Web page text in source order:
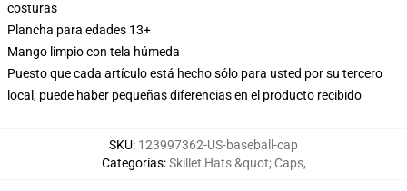
costuras
Plancha para edades 13+
Mango limpio con tela húmeda
Puesto que cada artículo está hecho sólo para usted por su tercero
local, puede haber pequeñas diferencias en el producto recibido
SKU: 123997362-US-baseball-cap
Categorías:Skillet Hats &quot; Caps,